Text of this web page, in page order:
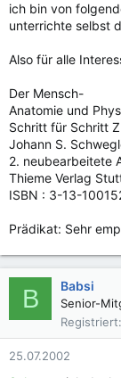
ich bin von
unterrichte selbst
Also für alle
Der Mensch-
Anatomie und
Schritt für Schritt
Johann S.
2. neubearbeitete
Thieme Verlag
ISBN : 3-13-
Prädikat: Sehr
B Babsi
Senior-
Registriert
25.07.2002